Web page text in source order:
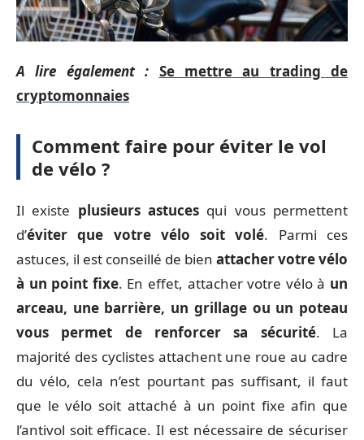
A lire également : Se mettre au trading de
cryptomonnaies
Comment faire pour éviter le vol
de vélo ?
Il existe plusieurs astuces qui vous permettent
d’éviter que votre vélo soit volé. Parmi ces
astuces, il est conseillé de bien attacher votre vélo
à un point fixe. En effet, attacher votre vélo à un
arceau, une barrière, un grillage ou un poteau
vous permet de renforcer sa sécurité. La
majorité des cyclistes attachent une roue au cadre
du vélo, cela n’est pourtant pas suffisant, il faut
que le vélo soit attaché à un point fixe afin que
l’antivol soit efficace. Il est nécessaire de sécuriser